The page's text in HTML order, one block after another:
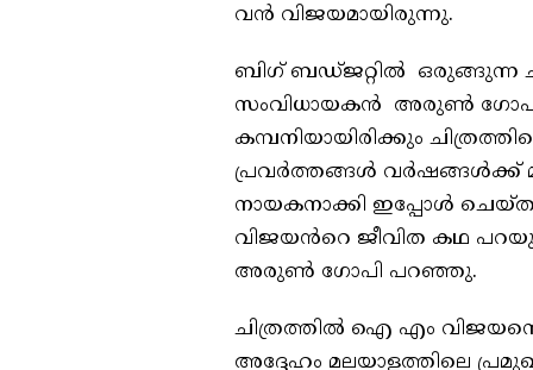
വൻ വിജയമായിരുന്നു.
ബിഗ് ബഡ്ജറ്റിൽ ഒരുങ്ങുന്ന
സംവിധായകൻ അരുൺ
കമ്പനിയായിരിക്കും
പ്രവർത്തങ്ങൾ വർഷങ്ങൾക്ക്
നായകനാക്കി ഇപ്പോൾ
വിജയൻറെ ജീവിത കഥ
അരുൺ ഗോപി പറഞ്ഞു.
ചിത്രത്തിൽ ഐ എം
അദ്ദേഹം മലയാളത്തിലെ